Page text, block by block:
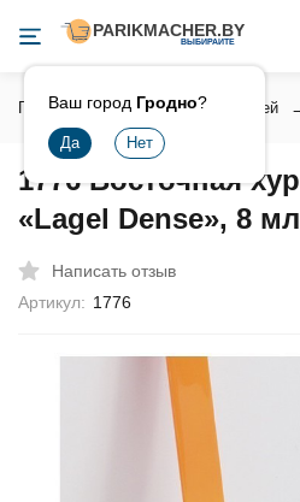
Ваш город Гродно?
Главная Косметика для ногтей
1776 Восточная
«Lagel Dense», 8 мл
Написать отзыв
Артикул: 1776